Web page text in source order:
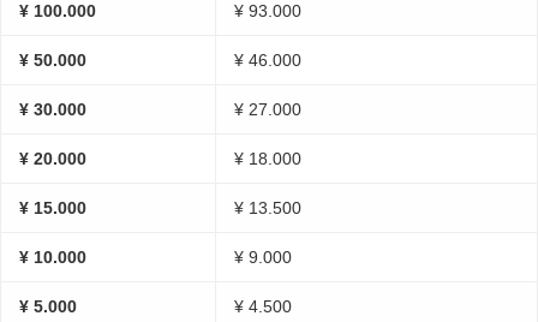
¥ 100.000 ¥ 93.000
¥ 50.000 ¥ 46.000
¥ 30.000 ¥ 27.000
¥ 20.000 ¥ 18.000
¥ 15.000 ¥ 13.500
¥ 10.000 ¥ 9.000
¥ 5.000 ¥ 4.500